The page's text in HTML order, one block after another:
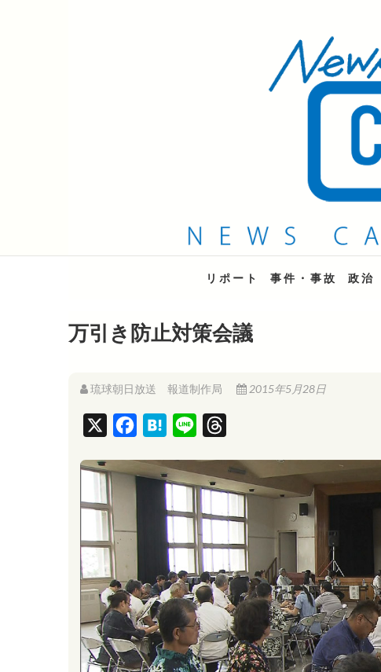
QAB NEWS Headline
キャッチー 月曜〜金曜 午後6時15分放送
リポート 事件・事故 政治
万引き防止対策会議
琉球朝日放送 報道制作局 2015年5月28日
c
o
k
H
t
n
a
n
e
r
e
a
d
s